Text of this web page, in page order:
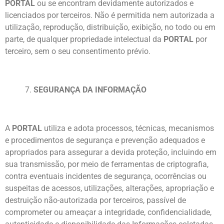
PORTAL ou se encontram devidamente autorizados e
licenciados por terceiros. Não é permitida nem autorizada a
utilização, reprodução, distribuição, exibição, no todo ou em
parte, de qualquer propriedade intelectual da PORTAL por
terceiro, sem o seu consentimento prévio.
7. SEGURANÇA DA INFORMAÇÃO
A PORTAL utiliza e adota processos, técnicas, mecanismos
e procedimentos de segurança e prevenção adequados e
apropriados para assegurar a devida proteção, incluindo em
sua transmissão, por meio de ferramentas de criptografia,
contra eventuais incidentes de segurança, ocorrências ou
suspeitas de acessos, utilizações, alterações, apropriação e
destruição não-autorizada por terceiros, passível de
comprometer ou ameaçar a integridade, confidencialidade,